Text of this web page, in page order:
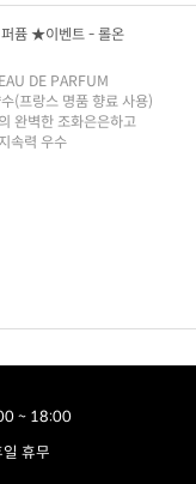
퍼퓸 ★이벤트 - 롤온
DE PARFUM
(프랑스 명품 향료 사용)
완벽한 조화은은하고
속력 우수
~ 18:00
휴무